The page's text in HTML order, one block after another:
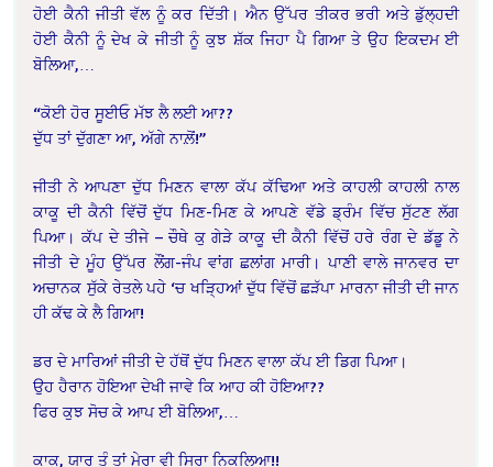
ਹੋਈ ਕੈਨੀ ਜੀਤੀ ਵੱਲ ਨੂੰ ਕਰ ਦਿੱਤੀ। ਐਨ ਉੱਪਰ ਤੀਕਰ ਭਰੀ ਅਤੇ ਡੁੱਲ੍ਹਦੀ
ਹੋਈ ਕੈਨੀ ਨੂੰ ਦੇਖ ਕੇ ਜੀਤੀ ਨੂੰ ਕੁਝ ਸ਼ੱਕ ਜਿਹਾ ਪੈ ਗਿਆ ਤੇ ਉਹ ਇਕਦਮ ਈ
ਬੋਲਿਆ,…
“ਕੋਈ ਹੋਰ ਸੂਈਓ ਮੱਝ ਲੈ ਲਈ ਆ??
ਦੁੱਧ ਤਾਂ ਦੁੱਗਣਾ ਆ, ਅੱਗੇ ਨਾਲ਼ੋਂ!”
ਜੀਤੀ ਨੇ ਆਪਣਾ ਦੁੱਧ ਮਿਣਨ ਵਾਲਾ ਕੱਪ ਕੱਢਿਆ ਅਤੇ ਕਾਹਲੀ ਕਾਹਲੀ ਨਾਲ
ਕਾਕੂ ਦੀ ਕੈਨੀ ਵਿੱਚੋਂ ਦੁੱਧ ਮਿਣ-ਮਿਣ ਕੇ ਆਪਣੇ ਵੱਡੇ ਡ੍ਰੰਮ ਵਿੱਚ ਸੁੱਟਣ ਲੱਗ
ਪਿਆ। ਕੱਪ ਦੇ ਤੀਜੇ – ਚੌਥੇ ਕੁ ਗੇੜੇ ਕਾਕੂ ਦੀ ਕੈਨੀ ਵਿੱਚੋਂ ਹਰੇ ਰੰਗ ਦੇ ਡੱਡੂ ਨੇ
ਜੀਤੀ ਦੇ ਮੂੰਹ ਉੱਪਰ ਲੌਂਗ-ਜੰਪ ਵਾਂਗ ਛਲਾਂਗ ਮਾਰੀ। ਪਾਣੀ ਵਾਲੇ ਜਾਨਵਰ ਦਾ
ਅਚਾਨਕ ਸੁੱਕੇ ਰੇਤਲੇ ਪਹੇ ‘ਚ ਖੜ੍ਹਿਆਂ ਦੁੱਧ ਵਿੱਚੋਂ ਛੜੱਪਾ ਮਾਰਨਾ ਜੀਤੀ ਦੀ ਜਾਨ
ਹੀ ਕੱਢ ਕੇ ਲੈ ਗਿਆ!
ਡਰ ਦੇ ਮਾਰਿਆਂ ਜੀਤੀ ਦੇ ਹੱਥੋਂ ਦੁੱਧ ਮਿਣਨ ਵਾਲਾ ਕੱਪ ਈ ਡਿਗ ਪਿਆ।
ਉਹ ਹੈਰਾਨ ਹੋਇਆ ਦੇਖੀ ਜਾਵੇ ਕਿ ਆਹ ਕੀ ਹੋਇਆ??
ਫਿਰ ਕੁਝ ਸੋਚ ਕੇ ਆਪ ਈ ਬੋਲਿਆ,…
ਕਾਕੂ, ਯਾਰ ਤੂੰ ਤਾਂ ਮੇਰਾ ਵੀ ਸਿਰਾ ਨਿਕਲਿਆ!!